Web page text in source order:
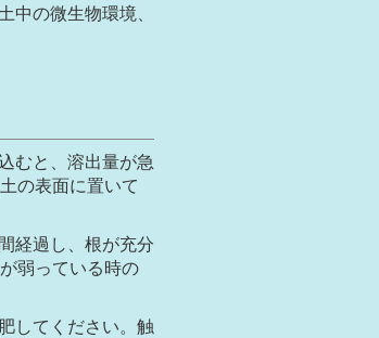
中の微生物環境、
むと、溶出量が急
の表面に置いて
経過し、根が充分
弱っている時の
してください。触